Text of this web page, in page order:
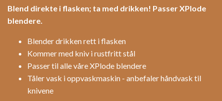
Blend direkte i flasken; ta med drikken! Passer XPlode
blendere.
Blender drikken rett i flasken
Kommer med kniv i rustfritt stål
Passer til alle våre XPlode blendere
Tåler vask i oppvaskmaskin - anbefaler håndvask til
knivene